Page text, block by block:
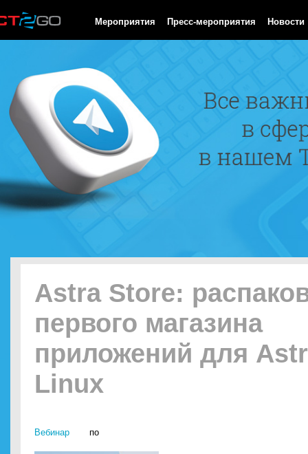
Мероприятия Пресс-мероприятия Новости
Astra Store:
первого магазина
приложений для
Linux
Вебинар по